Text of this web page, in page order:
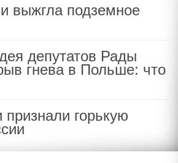
выжгла подземное
депутатов Рады
гнева в Польше: что
горькую